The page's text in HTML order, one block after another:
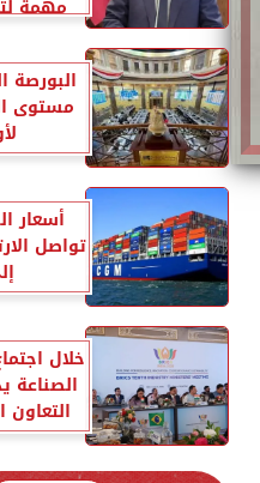
مهمة
البورصة
أسعار
تواصل
خلال
الصناعة